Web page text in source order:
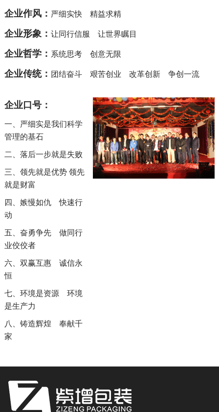
企业作风： 严细实快 精益求精
企业形象： 让同行信服 让世界瞩目
企业哲学： 系统思考 创意无限
企业传统： 团结奋斗 艰苦创业 改革创新 争创一流
企业口号：
一、严细实是我们科学
管理的基石
二、落后一步就是失败
三、领先就是优势 领先
就是财富
四、嫉慢如仇 快速行
动
五、奋勇争先 做同行
业佼佼者
六、双赢互惠 诚信永
恒
七、环境是资源 环境
是生产力
八、铸造辉煌 奉献千
家